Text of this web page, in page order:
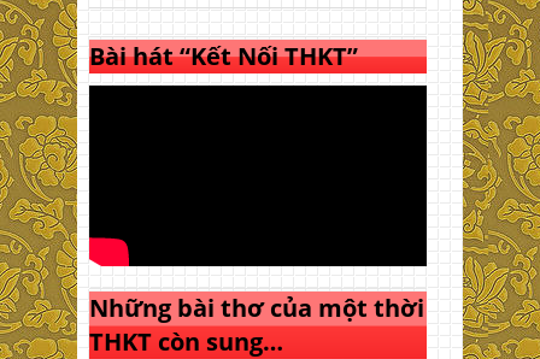
Bài hát “Kết Nối THKT”
Những bài thơ của một thời
THKT còn sung…